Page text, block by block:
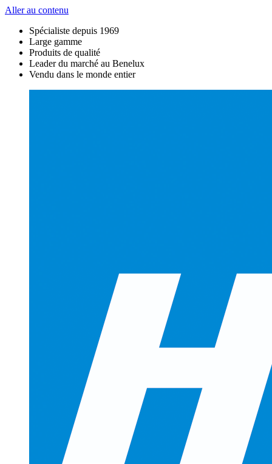
Aller au contenu
Spécialiste depuis 1969
Large gamme
Produits de qualité
Leader du marché au Benelux
Vendu dans le monde entier